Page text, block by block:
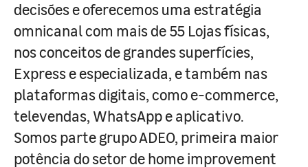
decisões e oferecemos uma estratégia
omnicanal com mais de 55 Lojas físicas,
nos conceitos de grandes superfícies,
Express e especializada, e também nas
plataformas digitais, como e-commerce,
televendas, WhatsApp e aplicativo.
Somos parte grupo ADEO, primeira maior
potência do setor de home improvement